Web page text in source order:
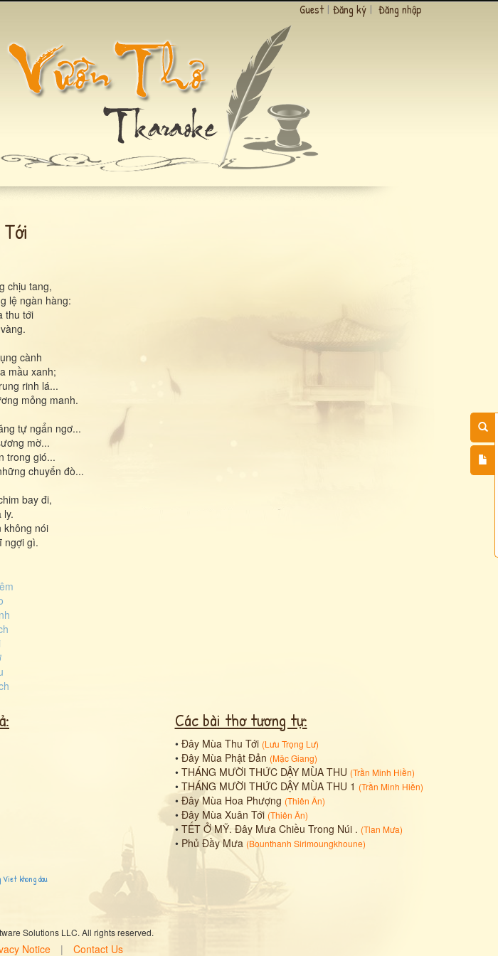
Guest | Đăng ký | Đăng nhập
chịu tang,
lệ ngàn hàng:
thu tới
cành
mầu xanh;
rinh lá...
mỏng manh.
tự ngẩn ngơ...
mờ...
trong gió...
chuyến đò...
bay đi,
ly.
không nói
ngợi gì.
Các bài thơ tương tự:
• Đây Mùa Thu Tới (Lưu Trọng Lư)
• Đây Mùa Phật Đản (Mặc Giang)
• THÁNG MƯỜI THỨC DẬY MÙA THU (Trần Minh Hiền)
• THÁNG MƯỜI THỨC DẬY MÙA THU 1 (Trần Minh Hiền)
• Đây Mùa Hoa Phượng (Thiên Ân)
• Đây Mùa Xuân Tới (Thiên Ân)
• TẾT Ở MỸ. Đây Mưa Chiều Trong Núi . (Tlan Mưa)
• Phủ Đầy Mưa (Bounthanh Sirimoungkhoune)
khong dau
Solutions LLC. All rights reserved.
Notice | Contact Us